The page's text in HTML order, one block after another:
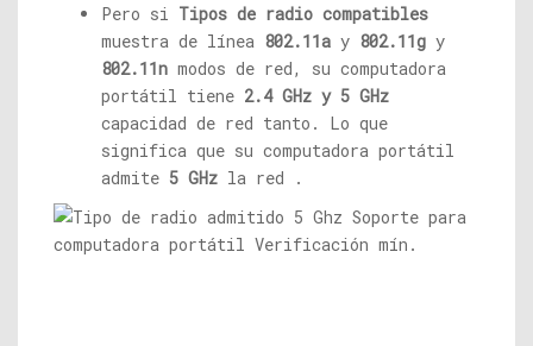
Pero si Tipos de radio compatibles
muestra de línea 802.11a y 802.11g y
802.11n modos de red, su computadora
portátil tiene 2.4 GHz y 5 GHz
capacidad de red tanto. Lo que
significa que su computadora portátil
admite 5 GHz la red .